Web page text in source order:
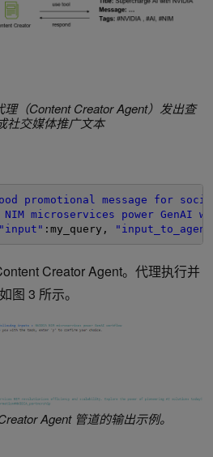
（Content Creator Agent）发出查
社交媒体推广文本
promotional message for
NIM microservices power GenAI
"input" :my_query,
Creator Agent。代理执行并
图 3 所示。
Agent 管道的输出示例。